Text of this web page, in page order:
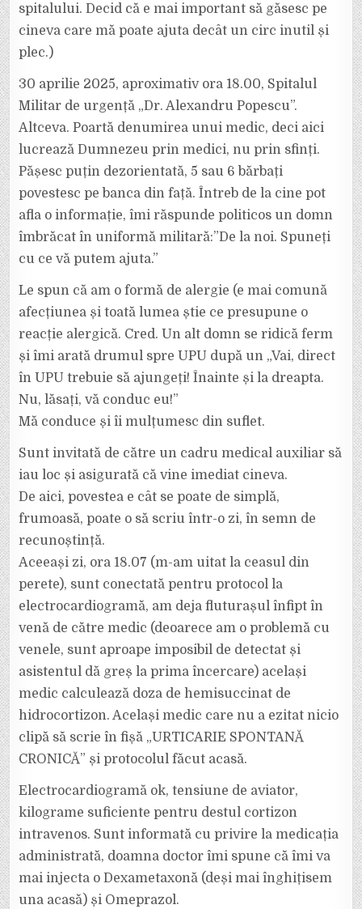
spitalului. Decid că e mai important să găsesc pe
cineva care mă poate ajuta decât un circ inutil și
plec.)
30 aprilie 2025, aproximativ ora 18.00, Spitalul
Militar de urgență „Dr. Alexandru Popescu”.
Altceva. Poartă denumirea unui medic, deci aici
lucrează Dumnezeu prin medici, nu prin sfinți.
Pășesc puțin dezorientată, 5 sau 6 bărbați
povestesc pe banca din față. Întreb de la cine pot
afla o informație, îmi răspunde politicos un domn
îmbrăcat în uniformă militară:”De la noi. Spuneți
cu ce vă putem ajuta.”
Le spun că am o formă de alergie (e mai comună
afecțiunea și toată lumea știe ce presupune o
reacție alergică. Cred. Un alt domn se ridică ferm
și îmi arată drumul spre UPU după un „Vai, direct
în UPU trebuie să ajungeți! Înainte și la dreapta.
Nu, lăsați, vă conduc eu!”
Mă conduce și îi mulțumesc din suflet.
Sunt invitată de către un cadru medical auxiliar să
iau loc și asigurată că vine imediat cineva.
De aici, povestea e cât se poate de simplă,
frumoasă, poate o să scriu într-o zi, în semn de
recunoștință.
Aceeași zi, ora 18.07 (m-am uitat la ceasul din
perete), sunt conectată pentru protocol la
electrocardiogramă, am deja fluturașul înfipt în
venă de către medic (deoarece am o problemă cu
venele, sunt aproape imposibil de detectat și
asistentul dă greș la prima încercare) același
medic calculează doza de hemisuccinat de
hidrocortizon. Același medic care nu a ezitat nicio
clipă să scrie în fișă „URTICARIE SPONTANĂ
CRONICĂ” și protocolul făcut acasă.
Electrocardiogramă ok, tensiune de aviator,
kilograme suficiente pentru destul cortizon
intravenos. Sunt informată cu privire la medicația
administrată, doamna doctor îmi spune că îmi va
mai injecta o Dexametaxonă (deși mai înghițisem
una acasă) și Omeprazol.